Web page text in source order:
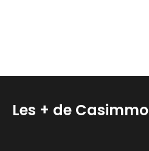
Les + de Casimmo